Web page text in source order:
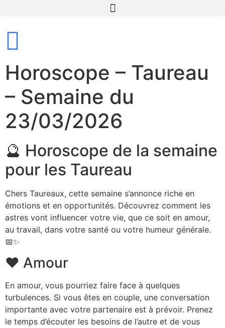
Horoscope – Taureau
– Semaine du
23/03/2026
🔮 Horoscope de la semaine
pour les Taureau
Chers Taureaux, cette semaine s’annonce riche en
émotions et en opportunités. Découvrez comment les
astres vont influencer votre vie, que ce soit en amour,
au travail, dans votre santé ou votre humeur générale.
📅✨
❤️ Amour
En amour, vous pourriez faire face à quelques
turbulences. Si vous êtes en couple, une conversation
importante avec votre partenaire est à prévoir. Prenez
le temps d’écouter les besoins de l’autre et de vous